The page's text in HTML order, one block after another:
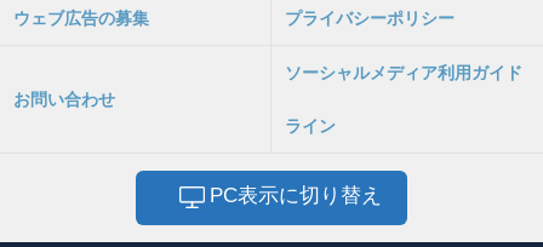
ウェブ広告の募集 プライバシーポリシー
お問い合わせ
ソーシャルメディア利用ガイド
ライン
PC表示に切り替え